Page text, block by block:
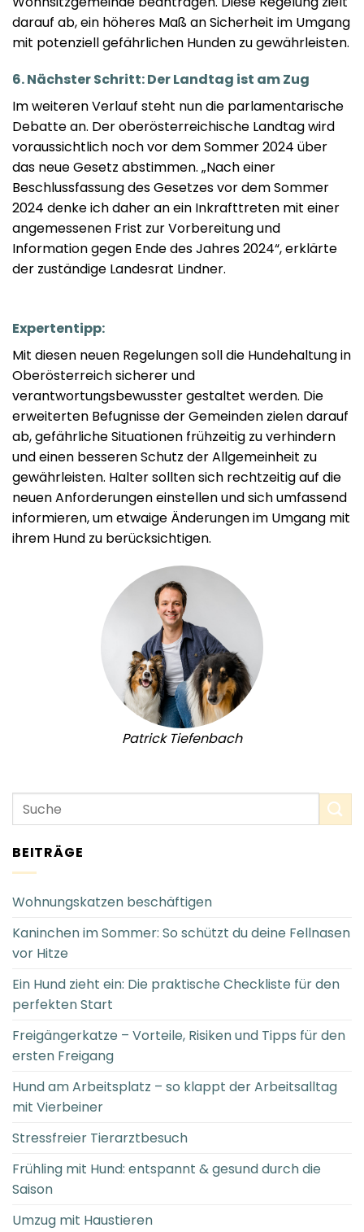
darauf ab, ein höheres Maß an Sicherheit im Umgang
mit potenziell gefährlichen Hunden zu gewährleisten.
6. Nächster Schritt: Der Landtag ist am Zug
Im weiteren Verlauf steht nun die parlamentarische
Debatte an. Der oberösterreichische Landtag wird
voraussichtlich noch vor dem Sommer 2024 über
das neue Gesetz abstimmen. „Nach einer
Beschlussfassung des Gesetzes vor dem Sommer
2024 denke ich daher an ein Inkrafttreten mit einer
angemessenen Frist zur Vorbereitung und
Information gegen Ende des Jahres 2024“, erklärte
der zuständige Landesrat Lindner.
Patrick Tiefenbach
Expertentipp:
Mit diesen neuen Regelungen soll die Hundehaltung in
Oberösterreich sicherer und
verantwortungsbewusster gestaltet werden. Die
erweiterten Befugnisse der Gemeinden zielen darauf
ab, gefährliche Situationen frühzeitig zu verhindern
und einen besseren Schutz der Allgemeinheit zu
gewährleisten. Halter sollten sich rechtzeitig auf die
neuen Anforderungen einstellen und sich umfassend
informieren, um etwaige Änderungen im Umgang mit
ihrem Hund zu berücksichtigen.
BEITRÄGE
Wohnungskatzen beschäftigen
Kaninchen im Sommer: So schützt du deine Fellnasen
vor Hitze
Ein Hund zieht ein: Die praktische Checkliste für den
perfekten Start
Freigängerkatze – Vorteile, Risiken und Tipps für den
ersten Freigang
Hund am Arbeitsplatz – so klappt der Arbeitsalltag
mit Vierbeiner
Stressfreier Tierarztbesuch
Frühling mit Hund: entspannt & gesund durch die
Saison
Umzug mit Haustieren